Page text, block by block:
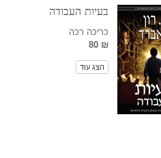
בעיות העבודה
כריכה רכה
₪ 80
הצג עוד